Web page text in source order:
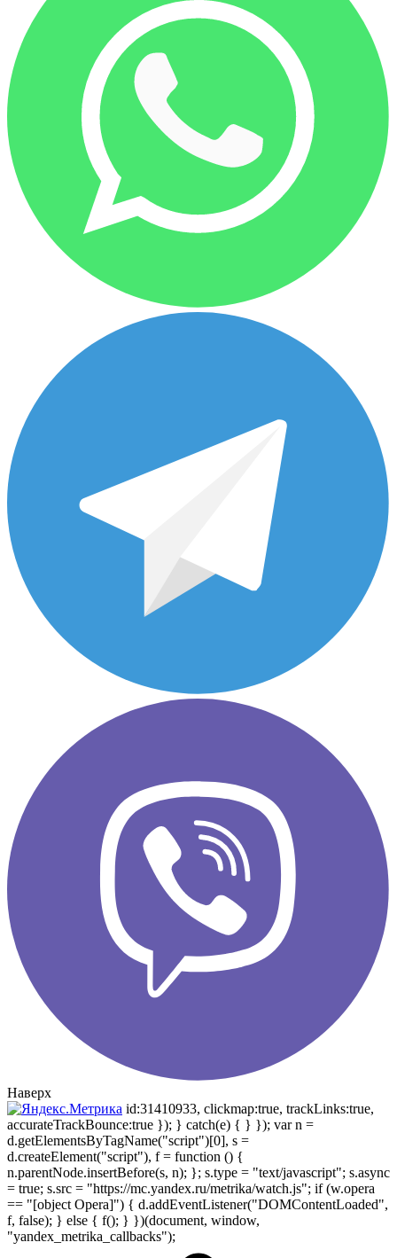
Наверх
id:31410933, clickmap:true, trackLinks:true,
accurateTrackBounce:true }); } catch(e) { } }); var n =
d.getElementsByTagName("script")[0], s =
d.createElement("script"), f = function () {
n.parentNode.insertBefore(s, n); }; s.type = "text/javascript"; s.async
= true; s.src = "https://mc.yandex.ru/metrika/watch.js"; if (w.opera
== "[object Opera]") { d.addEventListener("DOMContentLoaded",
f, false); } else { f(); } })(document, window,
"yandex_metrika_callbacks");